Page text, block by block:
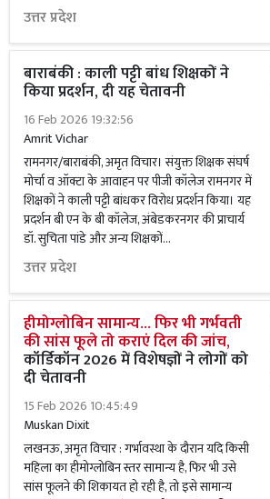
उत्तर प्रदेश
बाराबंकी : काली पट्टी बांध शिक्षकों ने
किया प्रदर्शन, दी यह चेतावनी
16 Feb 2026 19:32:56
Amrit Vichar
रामनगर/बाराबंकी, अमृत विचार। संयुक्त शिक्षक संघर्ष
मोर्चा व ऑक्टा के आवाहन पर पीजी कॉलेज रामनगर में
शिक्षकों ने काली पट्टी बांधकर विरोध प्रदर्शन किया। यह
प्रदर्शन बी एन के बी कॉलेज, अंबेडकरनगर की प्राचार्य
डॉ. सुचिता पांडे और अन्य शिक्षकों...
उत्तर प्रदेश
हीमोग्लोबिन सामान्य... फिर भी गर्भवती
की सांस फूले तो कराएं दिल की जांच,
कॉर्डिकॉन 2026 में विशेषज्ञों ने लोगों को
दी चेतावनी
15 Feb 2026 10:45:49
Muskan Dixit
लखनऊ, अमृत विचार : गर्भावस्था के दौरान यदि किसी
महिला का हीमोग्लोबिन स्तर सामान्य है, फिर भी उसे
सांस फूलने की शिकायत हो रही है, तो इसे सामान्य